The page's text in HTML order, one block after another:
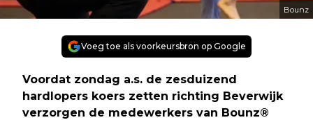
Bounz
Voeg toe als voorkeursbron op Google
Voordat zondag a.s. de zesduizend
hardlopers koers zetten richting Beverwijk
verzorgen de medewerkers van Bounz®